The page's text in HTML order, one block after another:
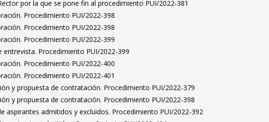
por la que se pone fin al procedimiento PUI/2022-381
Procedimiento PUI/2022-398
Procedimiento PUI/2022-398
Procedimiento PUI/2022-399
entrevista. Procedimiento PUI/2022-399
Procedimiento PUI/2022-400
Procedimiento PUI/2022-401
y propuesta de contratación. Procedimiento PUI/2022-379
y propuesta de contratación. Procedimiento PUI/2022-398
aspirantes admitidos y excluidos. Procedimiento PUI/2022-392